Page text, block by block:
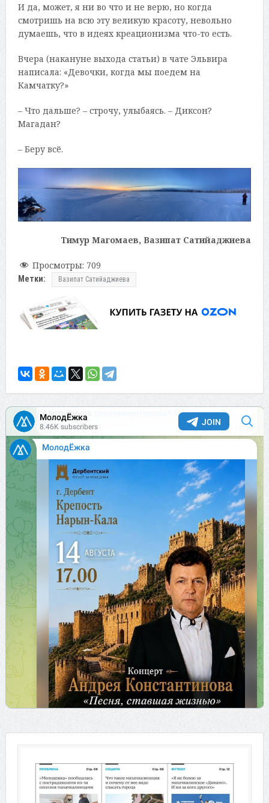
И да, может, я ни во что и не верю, но когда
смотришь на всю эту великую красоту, невольно
думаешь, что в идеях креационизма что-то есть.
Вчера (накануне выхода статьи) в чате Эльвира
написала: «Девочки, когда мы поедем на
Камчатку?»
– Что дальше? – строчу, улыбаясь. – Диксон?
Магадан?
– Беру всё.
Тимур Магомаев, Вазипат Сатийаджиева
Просмотры: 709
Метки: Вазипат Сатийаджиева